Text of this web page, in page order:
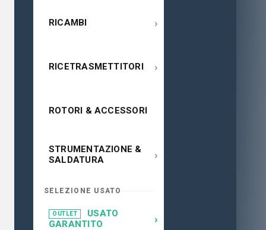
RICAMBI ›
RICETRASMETTITORI ›
ROTORI & ACCESSORI
STRUMENTAZIONE &
SALDATURA
›
SELEZIONE USATO
OUTLET
USATO
GARANTITO
›